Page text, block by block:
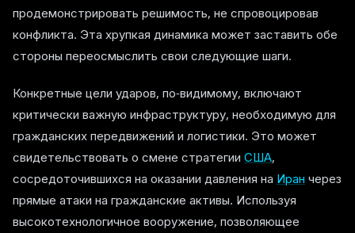
продемонстрировать решимость, не спровоцировав
конфликта. Эта хрупкая динамика может заставить обе
стороны переосмыслить свои следующие шаги.
Конкретные цели ударов, по-видимому, включают
критически важную инфраструктуру, необходимую для
гражданских передвижений и логистики. Это может
свидетельствовать о смене стратегии США,
сосредоточившихся на оказании давления на Иран через
прямые атаки на гражданские активы. Используя
высокотехнологичное вооружение, позволяющее